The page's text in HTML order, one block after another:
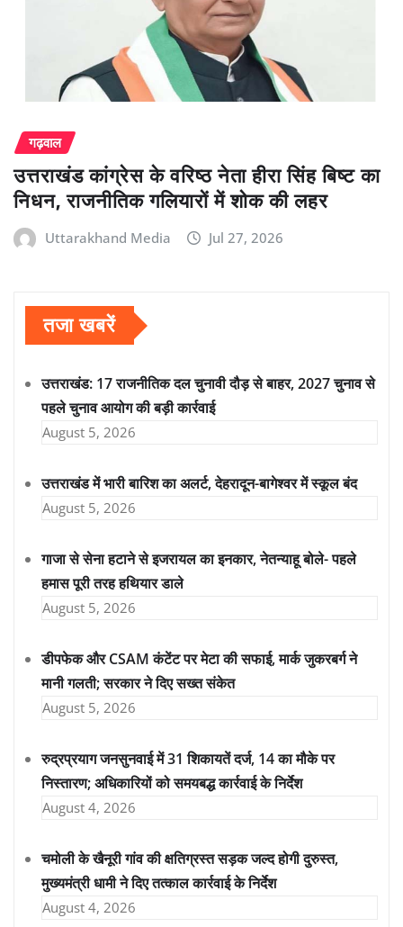
गढ़वाल
उत्तराखंड कांग्रेस के वरिष्ठ नेता हीरा सिंह बिष्ट का
निधन, राजनीतिक गलियारों में शोक की लहर
Uttarakhand Media Jul 27, 2026
तजा खबरें
उत्तराखंड: 17 राजनीतिक दल चुनावी दौड़ से बाहर, 2027 चुनाव से
पहले चुनाव आयोग की बड़ी कार्रवाई
August 5, 2026
उत्तराखंड में भारी बारिश का अलर्ट, देहरादून-बागेश्वर में स्कूल बंद
August 5, 2026
गाजा से सेना हटाने से इजरायल का इनकार, नेतन्याहू बोले- पहले
हमास पूरी तरह हथियार डाले
August 5, 2026
डीपफेक और CSAM कंटेंट पर मेटा की सफाई, मार्क जुकरबर्ग ने
मानी गलती; सरकार ने दिए सख्त संकेत
August 5, 2026
रुद्रप्रयाग जनसुनवाई में 31 शिकायतें दर्ज, 14 का मौके पर
निस्तारण; अधिकारियों को समयबद्ध कार्रवाई के निर्देश
August 4, 2026
चमोली के खैनूरी गांव की क्षतिग्रस्त सड़क जल्द होगी दुरुस्त,
मुख्यमंत्री धामी ने दिए तत्काल कार्रवाई के निर्देश
August 4, 2026